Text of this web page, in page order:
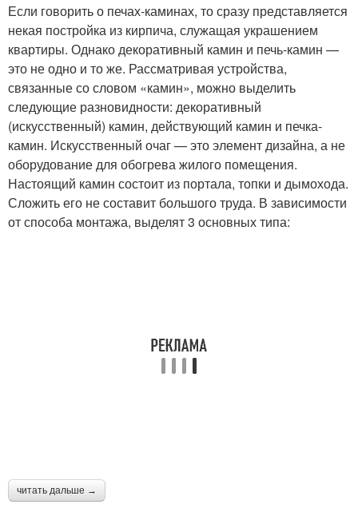
Если говорить о печах-каминах, то сразу представляется
некая постройка из кирпича, служащая украшением
квартиры. Однако декоративный камин и печь-камин —
это не одно и то же. Рассматривая устройства,
связанные со словом «камин», можно выделить
следующие разновидности: декоративный
(искусственный) камин, действующий камин и печка-
камин. Искусственный очаг — это элемент дизайна, а не
оборудование для обогрева жилого помещения.
Настоящий камин состоит из портала, топки и дымохода.
Сложить его не составит большого труда. В зависимости
от способа монтажа, выделят 3 основных типа:
читать дальше →